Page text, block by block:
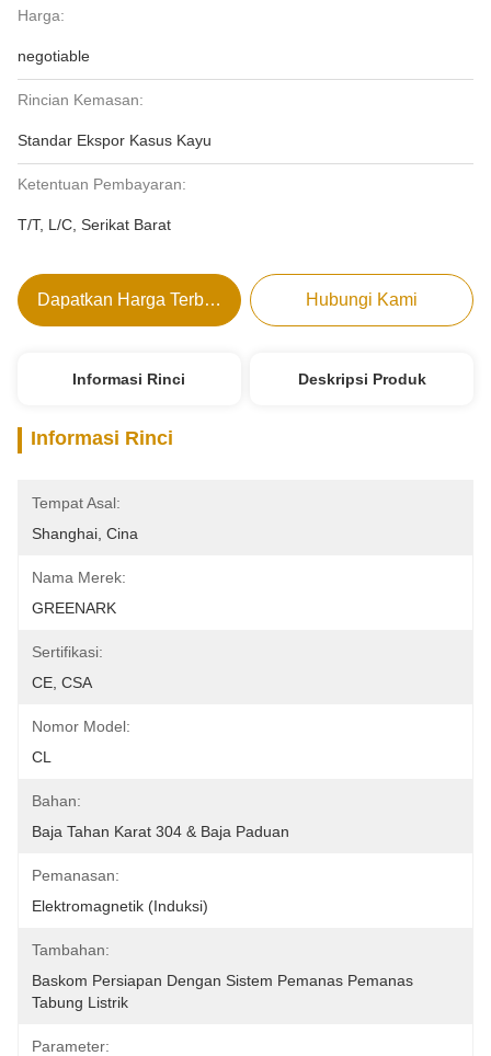
Harga:
negotiable
Rincian Kemasan:
Standar Ekspor Kasus Kayu
Ketentuan Pembayaran:
T/T, L/C, Serikat Barat
Dapatkan Harga Terbaik Hubungi Kami
Informasi Rinci Deskripsi Produk
Informasi Rinci
Tempat Asal:
Shanghai, Cina
Nama Merek:
GREENARK
Sertifikasi:
CE, CSA
Nomor Model:
CL
Bahan:
Baja Tahan Karat 304 & Baja Paduan
Pemanasan:
Elektromagnetik (Induksi)
Tambahan:
Baskom Persiapan Dengan Sistem Pemanas Pemanas
Tabung Listrik
Parameter: